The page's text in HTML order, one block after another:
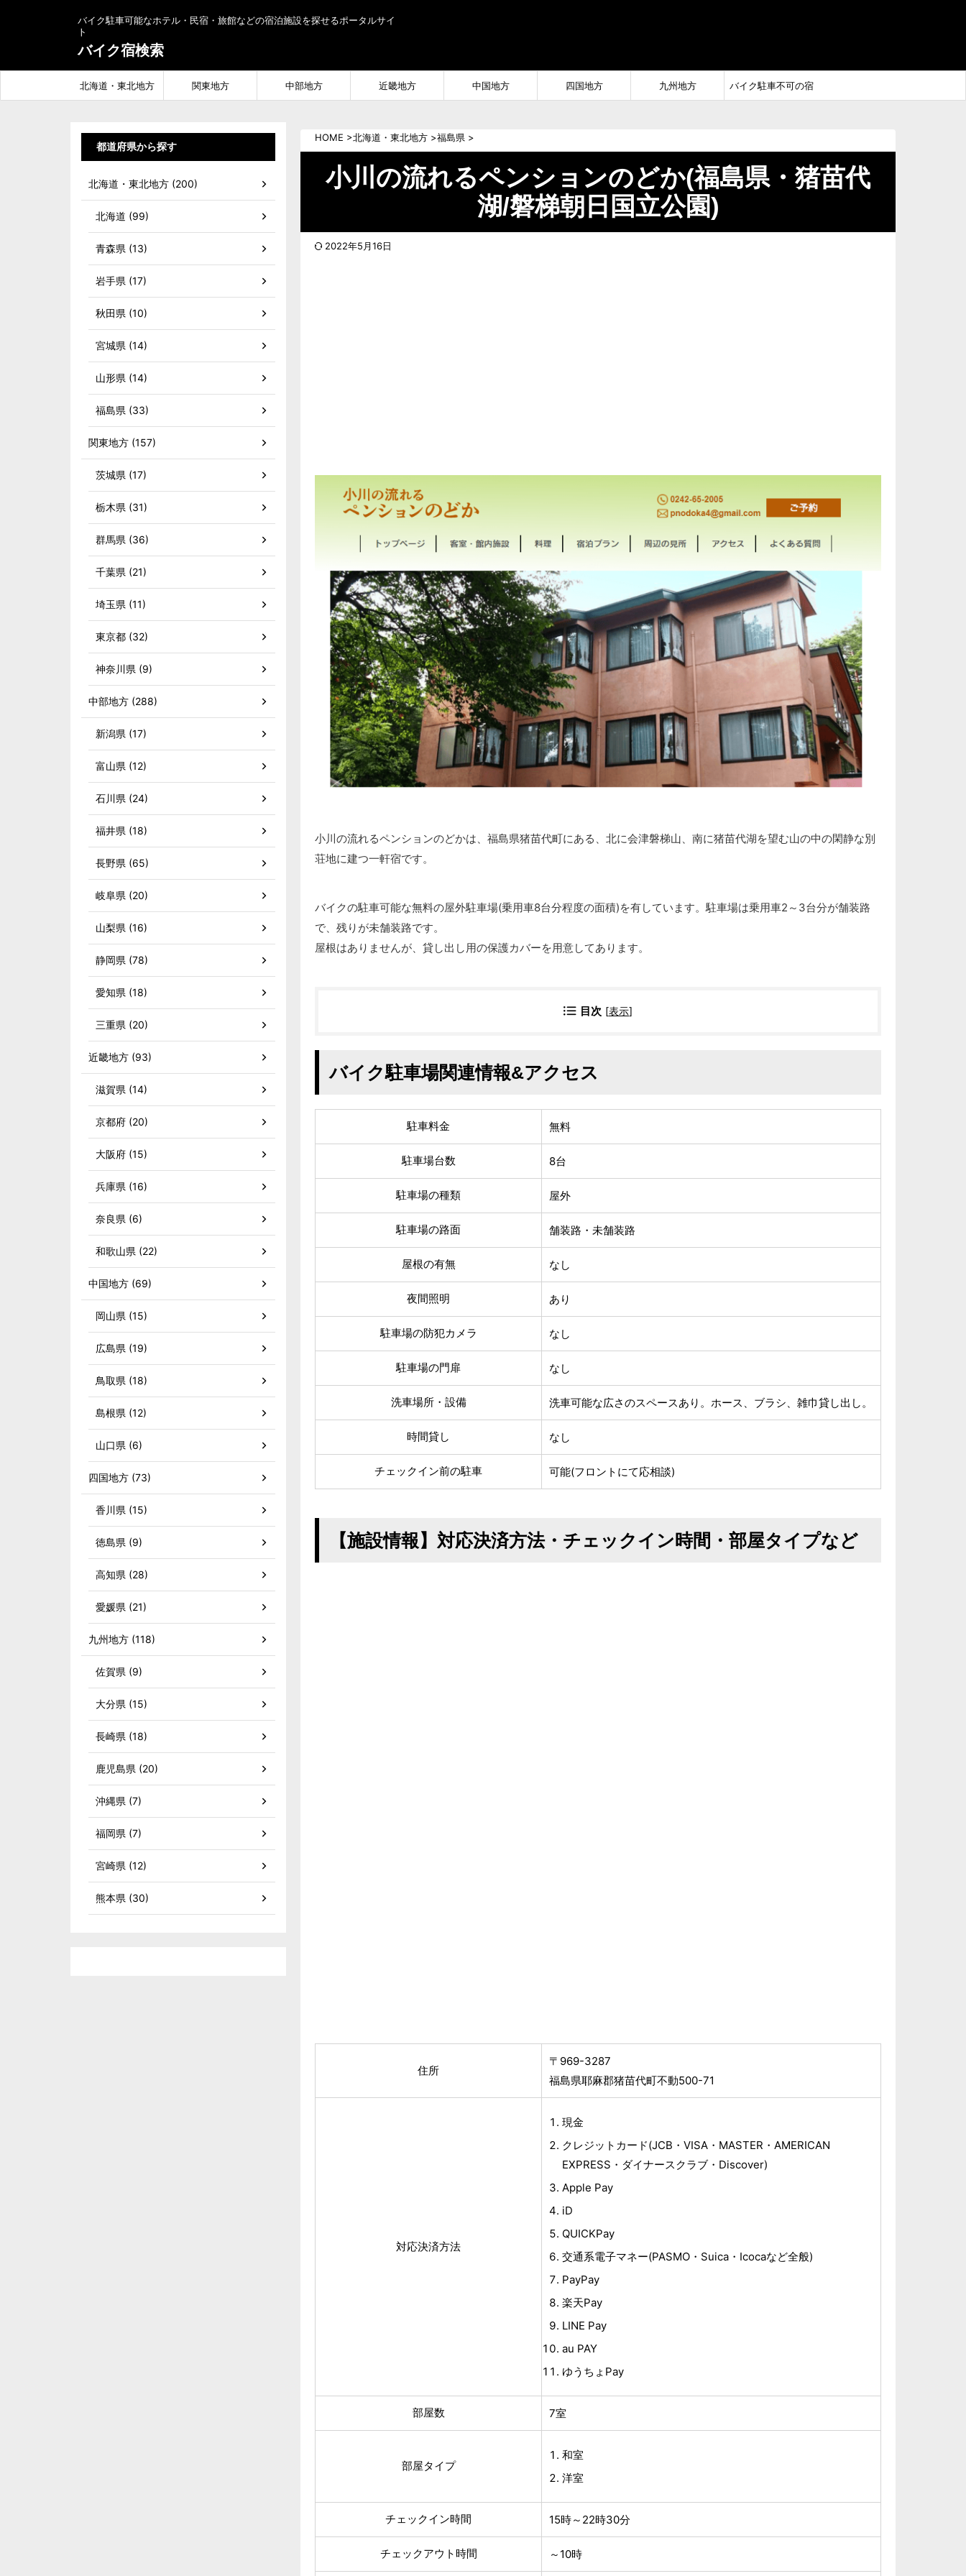
バイク駐車可能なホテル・民宿・旅館などの宿泊施設を探せるポータルサイ
ト
バイク宿検索
北海道・東北地方 関東地方 中部地方 近畿地方 中国地方 四国地方 九州地方 バイク駐車不可の宿
HOME >北海道・東北地方 >福島県 >
小川の流れるペンションのどか(福島県・猪苗代
湖/磐梯朝日国立公園)
2022年5月16日
小川の流れるペンションのどかは、福島県猪苗代町にある、北に会津磐梯山、南に猪苗代湖を望む山の中の閑静な別
荘地に建つ一軒宿です。
バイクの駐車可能な無料の屋外駐車場(乗用車8台分程度の面積)を有しています。駐車場は乗用車2～3台分が舗装路
で、残りが未舗装路です。
屋根はありませんが、貸し出し用の保護カバーを用意してあります。
目次 [表示]
バイク駐車場関連情報&アクセス
駐車料金 無料
駐車場台数 8台
駐車場の種類 屋外
駐車場の路面 舗装路・未舗装路
屋根の有無 なし
夜間照明 あり
駐車場の防犯カメラ なし
駐車場の門扉 なし
洗車場所・設備 洗車可能な広さのスペースあり。ホース、ブラシ、雑巾貸し出し。
時間貸し なし
チェックイン前の駐車 可能(フロントにて応相談)
【施設情報】対応決済方法・チェックイン時間・部屋タイプなど
住所
〒969-3287
福島県耶麻郡猪苗代町不動500-71
対応決済方法
現金
クレジットカード(JCB・VISA・MASTER・AMERICAN
EXPRESS・ダイナースクラブ・Discover)
Apple Pay
iD
QUICKPay
交通系電子マネー(PASMO・Suica・Icocaなど全般)
PayPay
楽天Pay
LINE Pay
au PAY
ゆうちょPay
部屋数 7室
部屋タイプ
和室
洋室
チェックイン時間 15時～22時30分
チェックアウト時間 ～10時
都道府県から探す
北海道・東北地方 (200)
北海道 (99)
青森県 (13)
岩手県 (17)
秋田県 (10)
宮城県 (14)
山形県 (14)
福島県 (33)
関東地方 (157)
茨城県 (17)
栃木県 (31)
群馬県 (36)
千葉県 (21)
埼玉県 (11)
東京都 (32)
神奈川県 (9)
中部地方 (288)
新潟県 (17)
富山県 (12)
石川県 (24)
福井県 (18)
長野県 (65)
岐阜県 (20)
山梨県 (16)
静岡県 (78)
愛知県 (18)
三重県 (20)
近畿地方 (93)
滋賀県 (14)
京都府 (20)
大阪府 (15)
兵庫県 (16)
奈良県 (6)
和歌山県 (22)
中国地方 (69)
岡山県 (15)
広島県 (19)
鳥取県 (18)
島根県 (12)
山口県 (6)
四国地方 (73)
香川県 (15)
徳島県 (9)
高知県 (28)
愛媛県 (21)
九州地方 (118)
佐賀県 (9)
大分県 (15)
長崎県 (18)
鹿児島県 (20)
沖縄県 (7)
福岡県 (7)
宮崎県 (12)
熊本県 (30)